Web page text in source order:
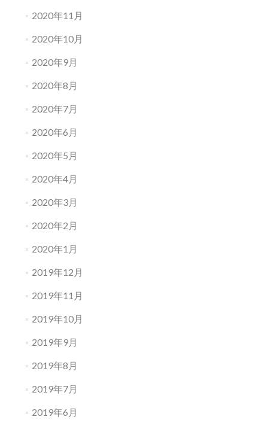
2020年11月
2020年10月
2020年9月
2020年8月
2020年7月
2020年6月
2020年5月
2020年4月
2020年3月
2020年2月
2020年1月
2019年12月
2019年11月
2019年10月
2019年9月
2019年8月
2019年7月
2019年6月